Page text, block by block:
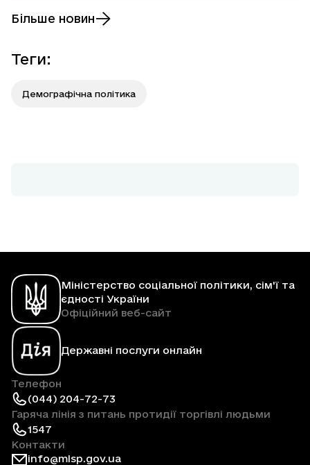
Більше новин
Теги:
Демографічна політика
Міністерство соціальної політики, сім'ї та
єдності України
Офіційний веб-сайт
Державні послуги онлайн
Телефон
(044) 204-72-73
Гаряча лінія з питань протидії торгівлі людьми
1547
Контакти
info@mlsp.gov.ua